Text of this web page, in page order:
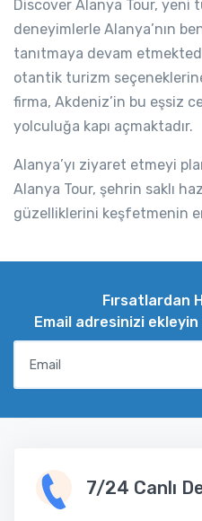
Discover Alanya Tour, yeni
deneyimlerle Alanya’nın
tanıtmaya devam
otantik turizm
firma, Akdeniz’in bu eşsiz
yolculuğa kapı açmaktadır.
Alanya’yı ziyaret etmeyi
Alanya Tour, şehrin saklı
güzelliklerini keşfetmenin
Fırsatlardan
Email adresinizi
7/24 Canlı